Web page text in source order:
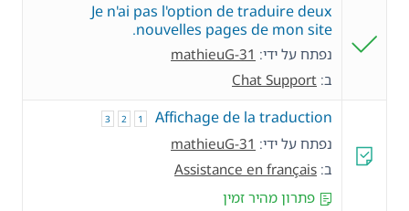
Je n'ai pas l'option de traduire deux
nouvelles pages de mon site.
נפתח על ידי: mathieuG-31
ב: Chat Support
Affichage de la traduction
1
2
3
נפתח על ידי: mathieuG-31
ב: Assistance en français
פתרון מהיר זמין